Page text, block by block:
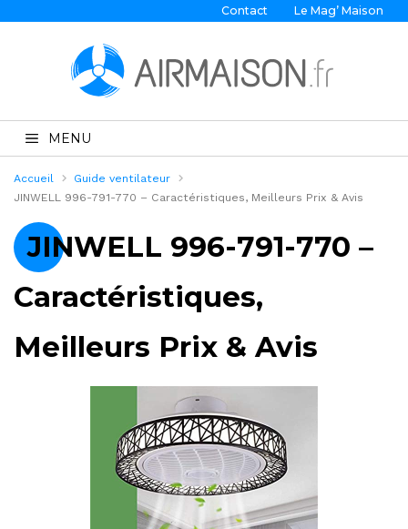
Contact Le Mag’ Maison
MENU
Accueil
Guide ventilateur
JINWELL 996-791-770 – Caractéristiques, Meilleurs Prix & Avis
JINWELL 996-791-770 –
Caractéristiques,
Meilleurs Prix & Avis